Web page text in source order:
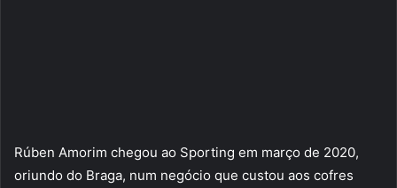
Rúben Amorim chegou ao Sporting em março de 2020,
oriundo do Braga, num negócio que custou aos cofres